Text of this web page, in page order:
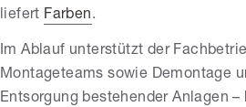
liefert Farben.
Im Ablauf unterstützt der
Montageteams sowie Demontage
Entsorgung bestehender Anlagen